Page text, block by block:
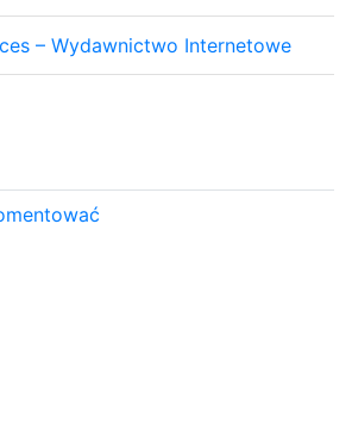
– Wydawnictwo Internetowe